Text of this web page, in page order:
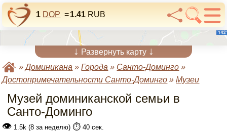
1 DOP =1.41 RUB
↓ Развернуть карту ↓
»Доминикана »Города » Санто-Доминго »
Достопримечательности Санто-Доминго »Музеи
Музей доминиканской семьи в
Санто-Доминго
👁 1.5k (8 за неделю) ⏱️ 40 сек.